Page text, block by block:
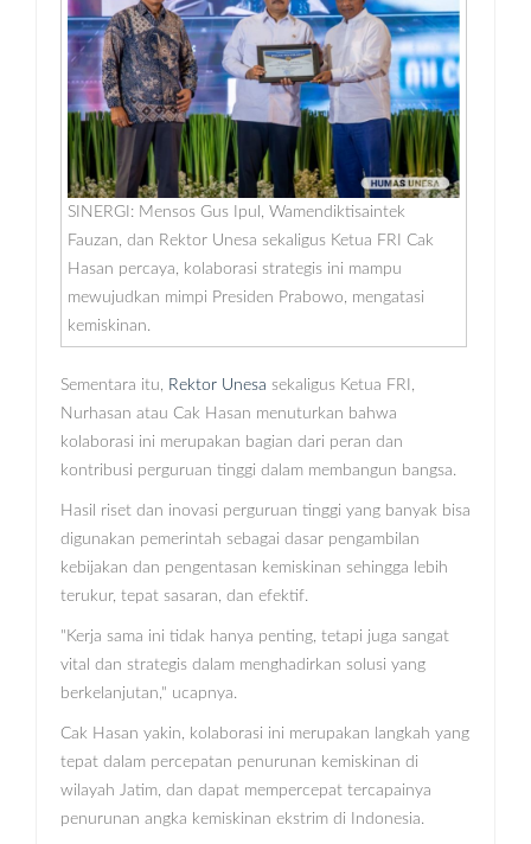
SINERGI: Mensos Gus Ipul, Wamendiktisaintek
Fauzan, dan Rektor Unesa sekaligus Ketua FRI Cak
Hasan percaya, kolaborasi strategis ini mampu
mewujudkan mimpi Presiden Prabowo, mengatasi
kemiskinan.
Sementara itu, Rektor Unesa sekaligus Ketua FRI,
Nurhasan atau Cak Hasan menuturkan bahwa
kolaborasi ini merupakan bagian dari peran dan
kontribusi perguruan tinggi dalam membangun bangsa.
Hasil riset dan inovasi perguruan tinggi yang banyak bisa
digunakan pemerintah sebagai dasar pengambilan
kebijakan dan pengentasan kemiskinan sehingga lebih
terukur, tepat sasaran, dan efektif.
"Kerja sama ini tidak hanya penting, tetapi juga sangat
vital dan strategis dalam menghadirkan solusi yang
berkelanjutan," ucapnya.
Cak Hasan yakin, kolaborasi ini merupakan langkah yang
tepat dalam percepatan penurunan kemiskinan di
wilayah Jatim, dan dapat mempercepat tercapainya
penurunan angka kemiskinan ekstrim di Indonesia.